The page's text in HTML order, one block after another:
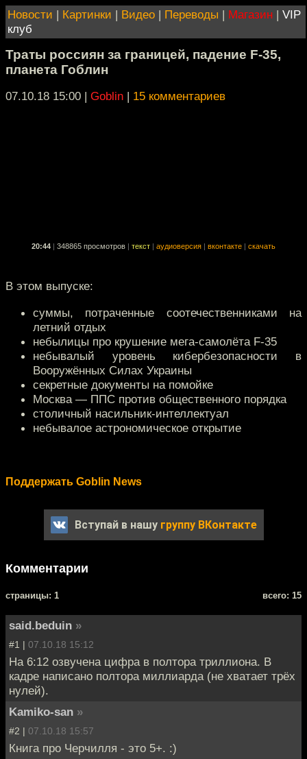
Новости | Картинки | Видео | Переводы | Магазин | VIP
клуб
Траты россиян за границей, падение F-35,
планета Гоблин
07.10.18 15:00 | Goblin | 15 комментариев
20:44 348865 просмотров текст аудиоверсия вконтакте скачать
В этом выпуске:
суммы, потраченные соотечественниками на
летний отдых
небылицы про крушение мега-самолёта F-35
небывалый уровень кибербезопасности в
Вооружённых Силах Украины
секретные документы на помойке
Москва — ППС против общественного порядка
столичный насильник-интеллектуал
небывалое астрономическое открытие
Поддержать Goblin News
Вступай в нашу группу ВКонтакте
Комментарии
cтраницы: 1 всего: 15
said.beduin »
#1 | 07.10.18 15:12
На 6:12 озвучена цифра в полтора триллиона. В
кадре написано полтора миллиарда (не хватает трёх
нулей).
Kamiko-san »
#2 | 07.10.18 15:57
Книга про Черчилля - это 5+. :)